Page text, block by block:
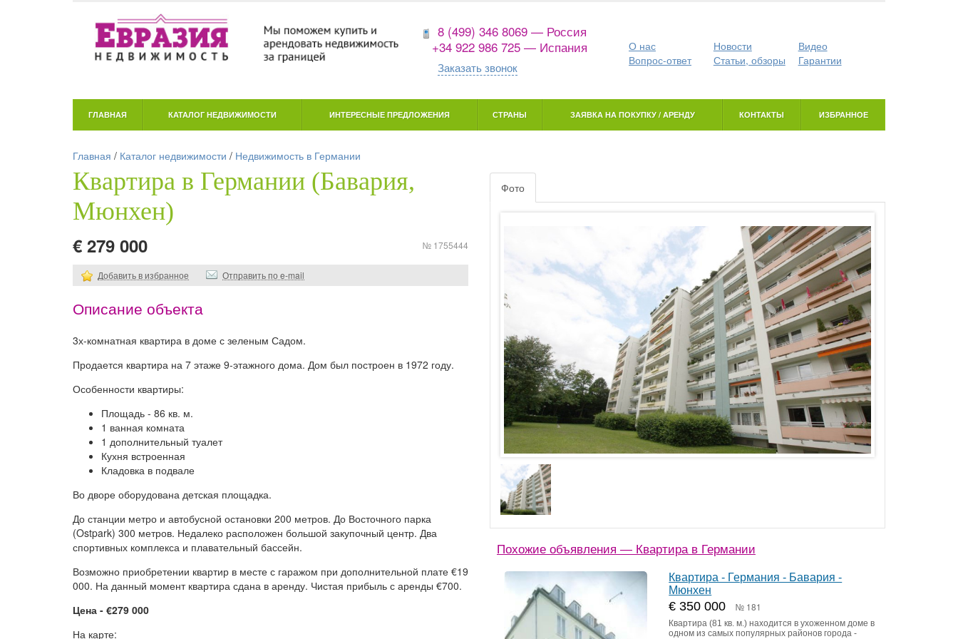
8 (499) 346 8069 — Россия
+34 922 986 725 — Испания
Заказать звонок
О нас Новости
Видео
Вопрос-ответ
Статьи, обзоры Гарантии
ГЛАВНАЯ КАТАЛОГ НЕДВИЖИМОСТИ ИНТЕРЕСНЫЕ ПРЕДЛОЖЕНИЯ СТРАНЫ ЗАЯВКА НА ПОКУПКУ / АРЕНДУ КОНТАКТЫ ИЗБРАННОЕ
Главная / Каталог недвижимости / Недвижимость в Германии
Квартира в Германии (Бавария,
Мюнхен)
€ 279 000 № 1755444
Добавить в избранное Отправить по e-mail
Описание объекта
3х-комнатная квартира в доме с зеленым Садом.
Продается квартира на 7 этаже 9-этажного дома. Дом был построен в 1972 году.
Особенности квартиры:
Площадь - 86 кв. м.
1 ванная комната
1 дополнительный туалет
Кухня встроенная
Кладовка в подвале
Во дворе оборудована детская площадка.
До станции метро и автобусной остановки 200 метров. До Восточного парка
(Ostpark) 300 метров. Недалеко расположен большой закупочный центр. Два
спортивных комплекса и плавательный бассейн.
Возможно приобретении квартир в месте с гаражом при дополнительной плате €19
000. На данный момент квартира сдана в аренду. Чистая прибыль с аренды €700.
Цена - €279 000
На карте:
Фото
Похожие объявления — Квартира в Германии
Квартира - Германия - Бавария -
Мюнхен
€ 350 000 № 181
Квартира (81 кв. м.) находится в ухоженном доме в
одном из самых популярных районов города -